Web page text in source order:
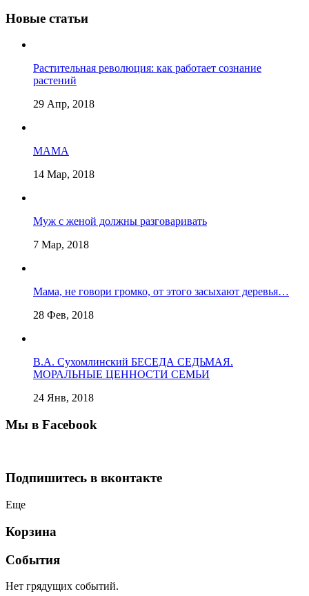
Новые статьи
Растительная революция: как работает сознание
растений
29 Апр, 2018
МАМА
14 Мар, 2018
Муж с женой должны разговаривать
7 Мар, 2018
Мама, не говори громко, от этого засыхают деревья…
28 Фев, 2018
В.А. Сухомлинский БЕСЕДА СЕДЬМАЯ.
МОРАЛЬНЫЕ ЦЕННОСТИ СЕМЬИ
24 Янв, 2018
Мы в Facebook
Подпишитесь в вконтакте
Еще
Корзина
События
Нет грядущих событий.